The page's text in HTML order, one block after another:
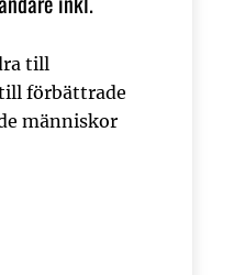
till
förbättrade
människor